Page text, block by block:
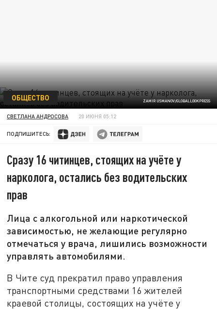
ZAMIR USMANOV/GLOBALLOOKPRESS
ОБЩЕСТВО
СВЕТЛАНА АНДРОСОВА 20 ИЮНЯ 05:12
ПОДПИШИТЕСЬ:
Сразу 16 читинцев, стоящих на учёте у
нарколога, остались без водительских
прав
Лица с алкогольной или наркотической
зависимостью, не желающие регулярно
отмечаться у врача, лишились возможности
управлять автомобилями.
В Чите суд прекратил право управления
транспортными средствами 16 жителей
краевой столицы, состоящих на учёте у